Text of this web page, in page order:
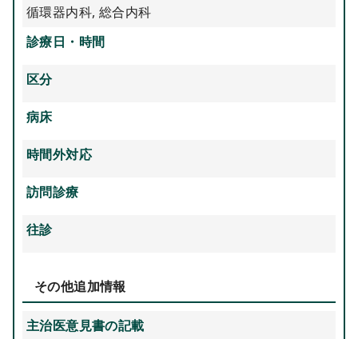
循環器内科, 総合内科
診療日・時間
区分
病床
時間外対応
訪問診療
往診
その他追加情報
主治医意見書の記載